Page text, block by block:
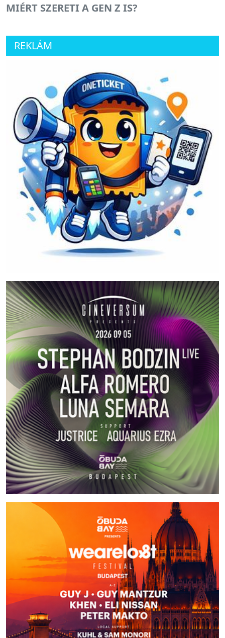
MIÉRT SZERETI A GEN Z IS?
REKLÁM